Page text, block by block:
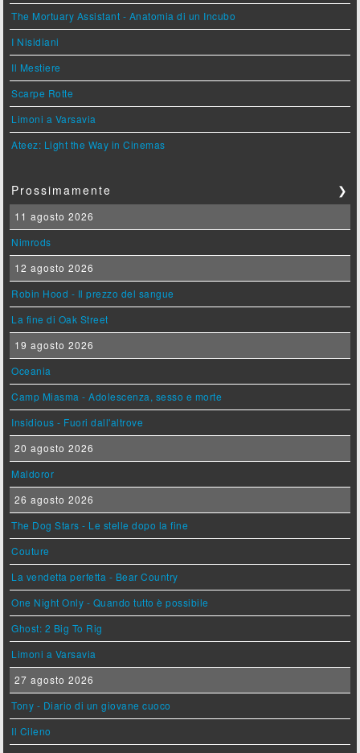
The Mortuary Assistant - Anatomia di un Incubo
I Nisidiani
Il Mestiere
Scarpe Rotte
Limoni a Varsavia
Ateez: Light the Way in Cinemas
Prossimamente ❯
11 agosto 2026
Nimrods
12 agosto 2026
Robin Hood - Il prezzo del sangue
La fine di Oak Street
19 agosto 2026
Oceania
Camp Miasma - Adolescenza, sesso e morte
Insidious - Fuori dall'altrove
20 agosto 2026
Maldoror
26 agosto 2026
The Dog Stars - Le stelle dopo la fine
Couture
La vendetta perfetta - Bear Country
One Night Only - Quando tutto è possibile
Ghost: 2 Big To Rig
Limoni a Varsavia
27 agosto 2026
Tony - Diario di un giovane cuoco
Il Cileno